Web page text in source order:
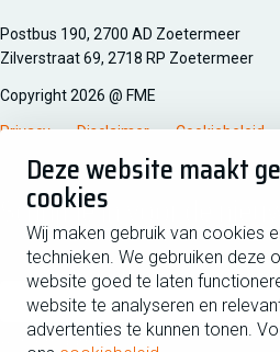
Deze website maakt
cookies
Wij maken gebruik van cookies
technieken. We gebruiken deze
website goed te laten
website te analyseren en
advertenties te kunnen tonen.
Managementsyteem certificatie
Postbus 190, 2700 AD Zoetermeer
Zilverstraat 69, 2718 RP Zoetermeer
Copyright 2026 @ FME
Privacy Disclaimer Cookiebeleid
Schrijf je in voor de
Voornaam
Achternaam